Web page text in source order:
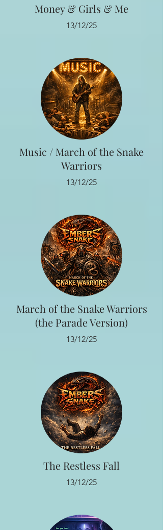
Money & Girls & Me
13/12/25
Music / March of the Snake
Warriors
13/12/25
March of the Snake Warriors
(the Parade Version)
13/12/25
The Restless Fall
13/12/25